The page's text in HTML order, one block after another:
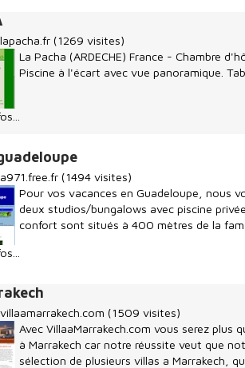
(1269 visites)
La Pacha (ARDECHE) France - Chambre
Piscine à l'écart avec vue panoramique.
(1494 visites)
Pour vos vacances en Guadeloupe, nous
deux studios/bungalows avec piscine
confort sont situés à 400 mètres de la
(1509 visites)
Avec VillaaMarrakech.com vous serez
à Marrakech car notre réussite veut que
sélection de plusieurs villas a Marrakech,